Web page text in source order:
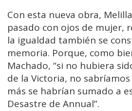
Con esta nueva obra,
pasado con ojos de mujer,
la igualdad también se
memoria. Porque, como
Machado, “si no hubiera
de la Victoria, no
más se habrían sumado a
Desastre de Annual”.